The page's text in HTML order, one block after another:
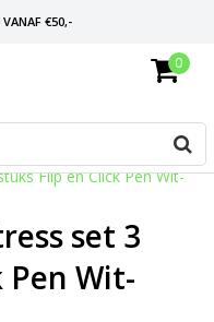
€50,-
BEDENKTIJD
0
Flip en Click Pen Wit-
set 3
Pen Wit-